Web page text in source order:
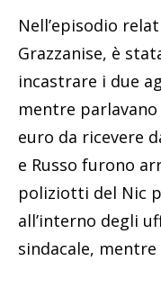
Nell’episodio
Grazzanise, è
incastrare i due
mentre
euro da ricevere
e Russo furono
poliziotti del Nic
all’interno degli
sindacale,